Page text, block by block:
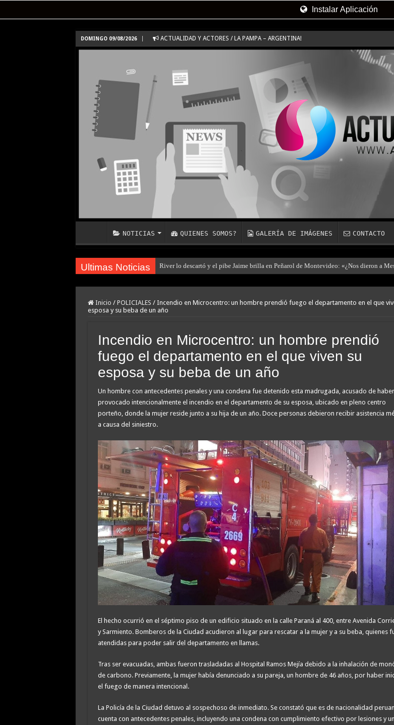
Instalar Aplicación
DOMINGO 09/08/2026 ACTUALIDAD Y ACTORES / LA PAMPA – ARGENTINA!
NOTICIAS QUIENES SOMOS? GALERÍA DE IMÁGENES CONTACTO
Ultimas Noticias River lo descartó y el pibe Jaime brilla en Peñarol de Montevideo: «¿Nos dieron a
Inicio / POLICIALES / Incendio en Microcentro: un hombre prendió fuego el departamento en el que
esposa y su beba de un año
Incendio en Microcentro: un hombre prendió
fuego el departamento en el que viven su
esposa y su beba de un año
Un hombre con antecedentes penales y una condena fue detenido esta madrugada, acusado de haber
provocado intencionalmente el incendio en el departamento de su esposa, ubicado en pleno centro
porteño, donde la mujer reside junto a su hija de un año. Doce personas debieron recibir asistencia
a causa del siniestro.
El hecho ocurrió en el séptimo piso de un edificio situado en la calle Paraná al 400, entre Avenida
y Sarmiento. Bomberos de la Ciudad acudieron al lugar para rescatar a la mujer y a su beba, quienes
atendidas para poder salir del departamento en llamas.
Tras ser evacuadas, ambas fueron trasladadas al Hospital Ramos Mejía debido a la inhalación de
de carbono. Previamente, la mujer había denunciado a su pareja, un hombre de 46 años, por haber
el fuego de manera intencional.
La Policía de la Ciudad detuvo al sospechoso de inmediato. Se constató que es de nacionalidad
cuenta con antecedentes penales, incluyendo una condena con cumplimiento efectivo por lesiones y un